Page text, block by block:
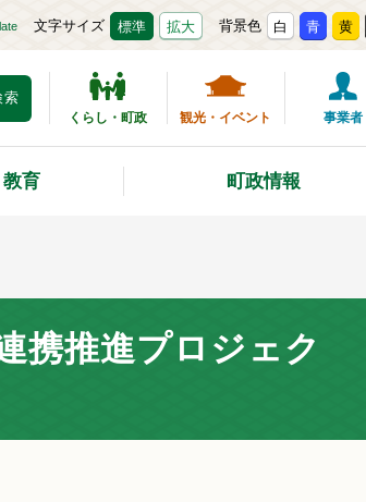
文字サイズ 標準 拡大 背景色 白 青 黄
くらし・町政 観光・イベント 事業者
育 町政情報
携推進プロジェク